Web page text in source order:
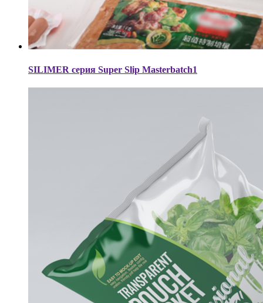
SILIMER серия Super Slip Masterbatch1